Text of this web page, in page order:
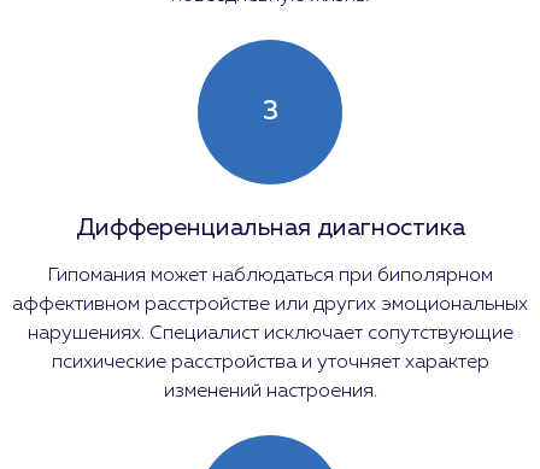
3
Дифференциальная диагностика
Гипомания может наблюдаться при биполярном
аффективном расстройстве или других эмоциональных
нарушениях. Специалист исключает сопутствующие
психические расстройства и уточняет характер
изменений настроения.